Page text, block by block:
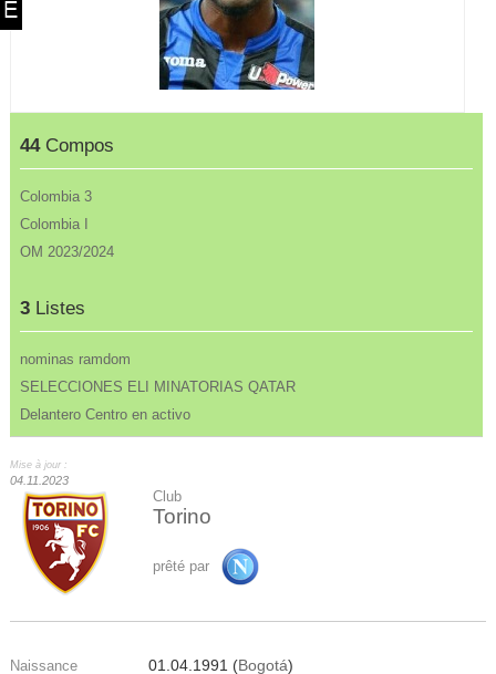
44Compos
Colombia 3
Colombia I
OM 2023/2024
3 Listes
nominas ramdom
SELECCIONES ELI MINATORIAS QATAR
Delantero Centro en activo
Mise à jour :
04.11.2023
Club
Torino
prêté par
Naissance 01.04.1991 (Bogotá)